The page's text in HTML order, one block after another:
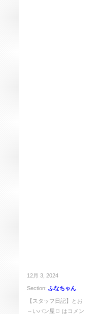
12月 3, 2024
Section: ふなちゃん
【スタッフ日記】とお
～いパン屋🍞 は コメン